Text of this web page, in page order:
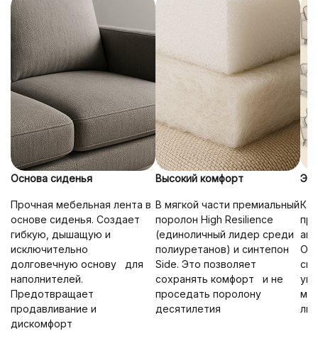
Основа сиденья
Прочная мебельная лента в
основе сиденья. Создает
гибкую, дышащую и
исключительно
долговечную основу для
наполнителей.
Предотвращает
продавливание и
дискомфорт
Высокий комфорт
В мягкой части премиальный
поролон High Resilience
(единоличный лидер среди
полиуретанов) и синтепон
Side. Это позволяет
сохранять комфорт и не
проседать поролону
десятилетия